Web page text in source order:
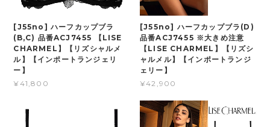
[J55no] ハーフカップブラ
(B,C) 品番ACJ7455 【LISE
CHARMEL】【リズシャルメ
ル】【インポートランジェリ
ー】
¥41,800
[J55no] ハーフカップブラ(D)
品番ACJ7455 ※大きめ注意
【LISE CHARMEL】【リズシ
ャルメル】【インポートランジ
ェリー】
¥42,900